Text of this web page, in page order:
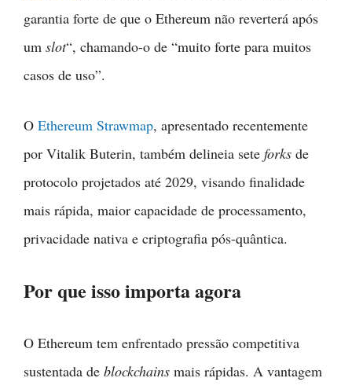
garantia forte de que o Ethereum não reverterá após
um slot“, chamando-o de “muito forte para muitos
casos de uso”.
O Ethereum Strawmap, apresentado recentemente
por Vitalik Buterin, também delineia sete forks de
protocolo projetados até 2029, visando finalidade
mais rápida, maior capacidade de processamento,
privacidade nativa e criptografia pós-quântica.
Por que isso importa agora
O Ethereum tem enfrentado pressão competitiva
sustentada de blockchains mais rápidas. A vantagem